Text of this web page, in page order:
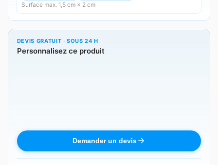
Surface max. 1,5 cm × 2 cm
DEVIS GRATUIT · SOUS 24 H
Personnalisez ce produit
Demander un devis